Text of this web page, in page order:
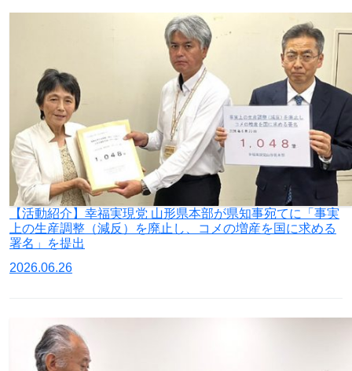
【活動紹介】幸福実現党 山形県本部が県知事宛てに「事実
上の生産調整（減反）を廃止し、コメの増産を国に求める
署名」を提出
2026.06.26